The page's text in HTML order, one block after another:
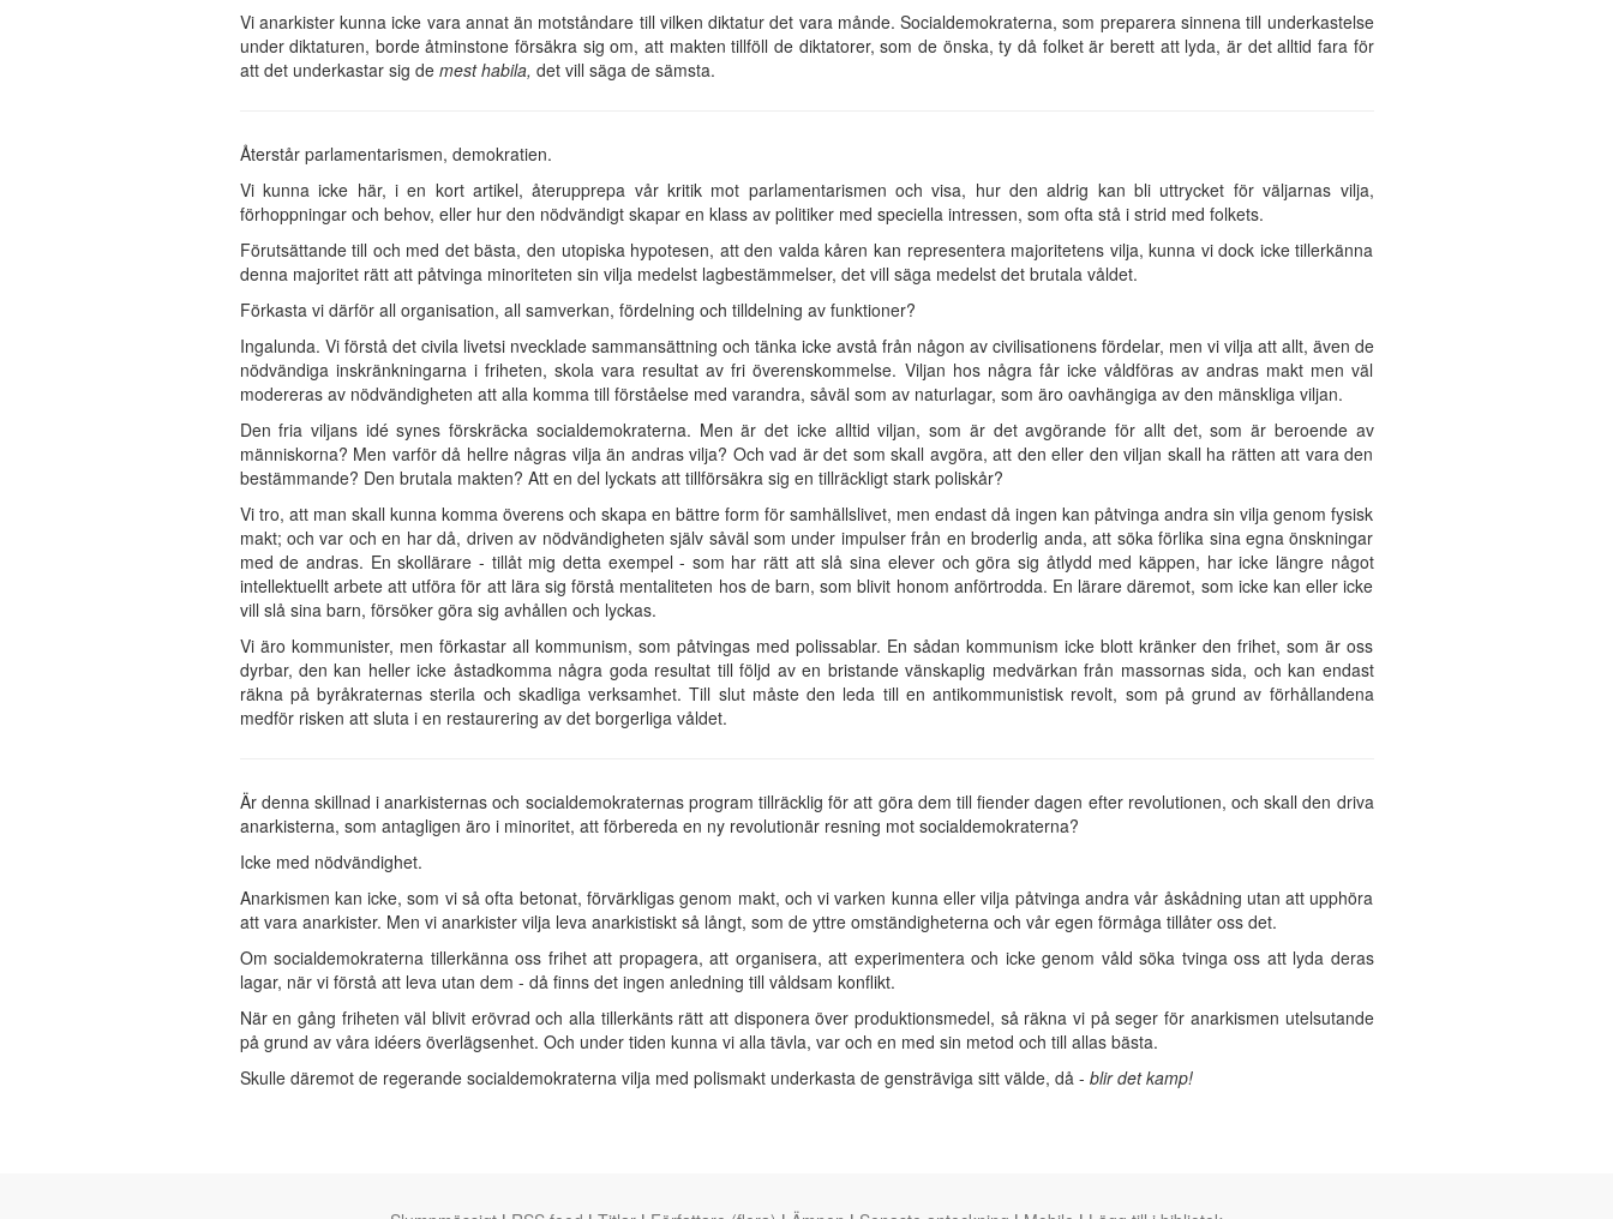
Vi anarkister kunna icke vara annat än motståndare till vilken diktatur det vara månde. Socialdemokraterna, som preparera sinnena till underkastelse
under diktaturen, borde åtminstone försäkra sig om, att makten tillföll de diktatorer, som de önska, ty då folket är berett att lyda, är det alltid fara för
att det underkastar sig de mest habila, det vill säga de sämsta.
Återstår parlamentarismen, demokratien.
Vi kunna icke här, i en kort artikel, återupprepa vår kritik mot parlamentarismen och visa, hur den aldrig kan bli uttrycket för väljarnas vilja,
förhoppningar och behov, eller hur den nödvändigt skapar en klass av politiker med speciella intressen, som ofta stå i strid med folkets.
Förutsättande till och med det bästa, den utopiska hypotesen, att den valda kåren kan representera majoritetens vilja, kunna vi dock icke tillerkänna
denna majoritet rätt att påtvinga minoriteten sin vilja medelst lagbestämmelser, det vill säga medelst det brutala våldet.
Förkasta vi därför all organisation, all samverkan, fördelning och tilldelning av funktioner?
Ingalunda. Vi förstå det civila livetsi nvecklade sammansättning och tänka icke avstå från någon av civilisationens fördelar, men vi vilja att allt, även de
nödvändiga inskränkningarna i friheten, skola vara resultat av fri överenskommelse. Viljan hos några får icke våldföras av andras makt men väl
modereras av nödvändigheten att alla komma till förståelse med varandra, såväl som av naturlagar, som äro oavhängiga av den mänskliga viljan.
Den fria viljans idé synes förskräcka socialdemokraterna. Men är det icke alltid viljan, som är det avgörande för allt det, som är beroende av
människorna? Men varför då hellre någras vilja än andras vilja? Och vad är det som skall avgöra, att den eller den viljan skall ha rätten att vara den
bestämmande? Den brutala makten? Att en del lyckats att tillförsäkra sig en tillräckligt stark poliskår?
Vi tro, att man skall kunna komma överens och skapa en bättre form för samhällslivet, men endast då ingen kan påtvinga andra sin vilja genom fysisk
makt; och var och en har då, driven av nödvändigheten själv såväl som under impulser från en broderlig anda, att söka förlika sina egna önskningar
med de andras. En skollärare - tillåt mig detta exempel - som har rätt att slå sina elever och göra sig åtlydd med käppen, har icke längre något
intellektuellt arbete att utföra för att lära sig förstå mentaliteten hos de barn, som blivit honom anförtrodda. En lärare däremot, som icke kan eller icke
vill slå sina barn, försöker göra sig avhållen och lyckas.
Vi äro kommunister, men förkastar all kommunism, som påtvingas med polissablar. En sådan kommunism icke blott kränker den frihet, som är oss
dyrbar, den kan heller icke åstadkomma några goda resultat till följd av en bristande vänskaplig medvärkan från massornas sida, och kan endast
räkna på byråkraternas sterila och skadliga verksamhet. Till slut måste den leda till en antikommunistisk revolt, som på grund av förhållandena
medför risken att sluta i en restaurering av det borgerliga våldet.
Är denna skillnad i anarkisternas och socialdemokraternas program tillräcklig för att göra dem till fiender dagen efter revolutionen, och skall den driva
anarkisterna, som antagligen äro i minoritet, att förbereda en ny revolutionär resning mot socialdemokraterna?
Icke med nödvändighet.
Anarkismen kan icke, som vi så ofta betonat, förvärkligas genom makt, och vi varken kunna eller vilja påtvinga andra vår åskådning utan att upphöra
att vara anarkister. Men vi anarkister vilja leva anarkistiskt så långt, som de yttre omständigheterna och vår egen förmåga tillåter oss det.
Om socialdemokraterna tillerkänna oss frihet att propagera, att organisera, att experimentera och icke genom våld söka tvinga oss att lyda deras
lagar, när vi förstå att leva utan dem - då finns det ingen anledning till våldsam konflikt.
När en gång friheten väl blivit erövrad och alla tillerkänts rätt att disponera över produktionsmedel, så räkna vi på seger för anarkismen utelsutande
på grund av våra idéers överlägsenhet. Och under tiden kunna vi alla tävla, var och en med sin metod och till allas bästa.
Skulle däremot de regerande socialdemokraterna vilja med polismakt underkasta de gensträviga sitt välde, då - blir det kamp!